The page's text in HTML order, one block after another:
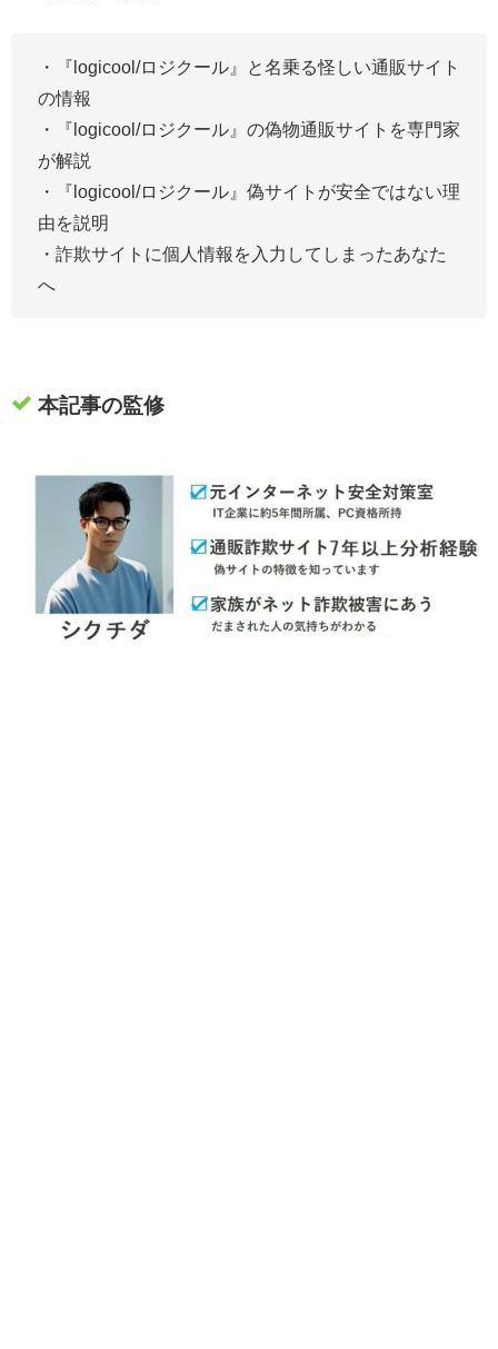
・『logicool/ロジクール』
と名乗る怪しい通販サイト
の情報
・『logicool/ロジクール』の偽物通販サイトを専門家
が解説
・『logicool/ロジクール』偽サイトが安全ではない理
由を説明
・詐欺サイトに個人情報を入力してしまったあなた
へ
本記事の監修